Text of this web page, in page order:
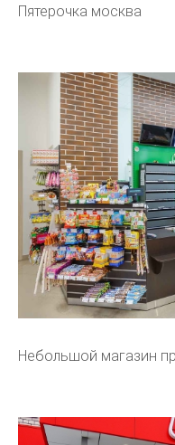
Пятерочка москва
Небольшой магазин